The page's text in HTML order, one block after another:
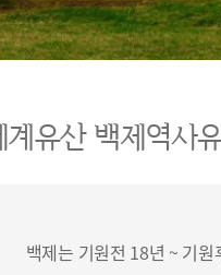
백제는 기원전 18년 ~ 기